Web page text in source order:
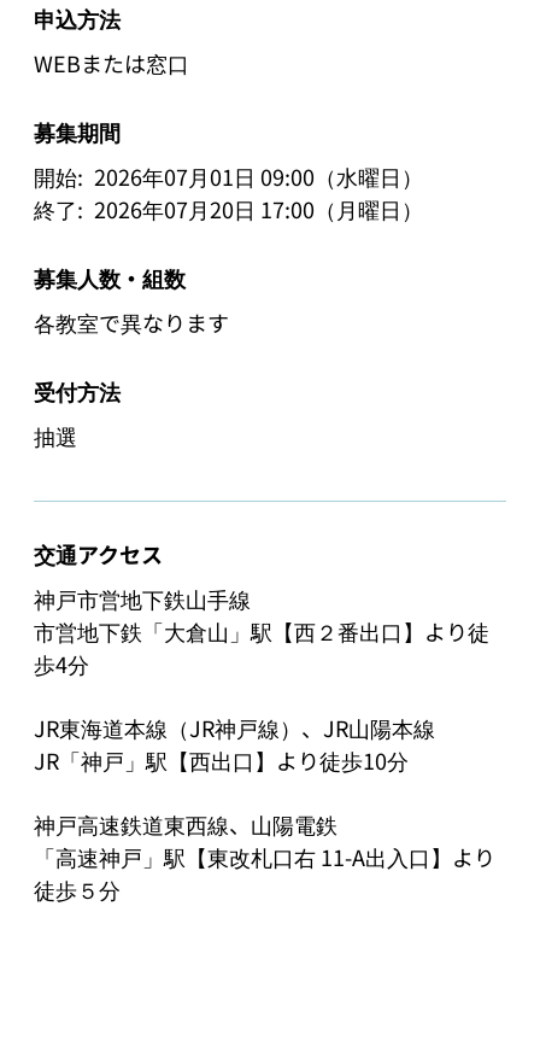
申込方法
WEBまたは窓口
募集期間
開始: 2026年07月01日 09:00（水曜日）
終了: 2026年07月20日 17:00（月曜日）
募集人数・組数
各教室で異なります
受付方法
抽選
交通アクセス
神戸市営地下鉄山手線
市営地下鉄「大倉山」駅【西２番出口】より徒
歩4分
JR東海道本線（JR神戸線）、JR山陽本線
JR「神戸」駅【西出口】より徒歩10分
神戸高速鉄道東西線、山陽電鉄
「高速神戸」駅【東改札口右 11-A出入口】より
徒歩５分